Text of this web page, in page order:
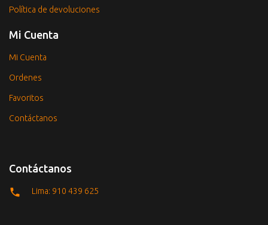
Política de devoluciones
Mi Cuenta
Mi Cuenta
Ordenes
Favoritos
Contáctanos
Contáctanos
Lima: 910 439 625